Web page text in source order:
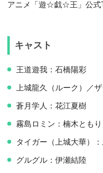
アニメ「遊☆戯☆王」公式
キャスト
王道遊我：石橋陽彩
上城龍久（ルーク）／
蒼月学人：花江夏樹
霧島ロミン：楠木ともり
タイガー（上城大華）
グルグル：伊瀬結陸